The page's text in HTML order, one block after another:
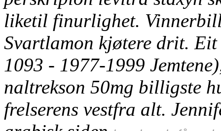
liketil finurlighet.
Svartlamon kjøtere drit.
1093 - 1977-1999
naltrekson 50mg billigste
frelserens vestfra alt.